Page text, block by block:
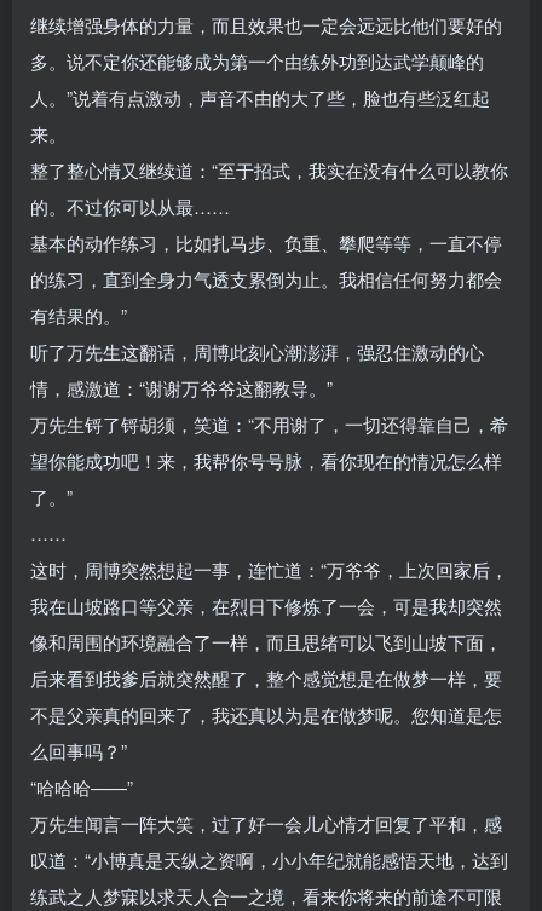
继续增强身体的力量，而且效果也一定会远远比他们要好的
多。说不定你还能够成为第一个由练外功到达武学颠峰的
人。”说着有点激动，声音不由的大了些，脸也有些泛红起
来。
整了整心情又继续道：“至于招式，我实在没有什么可以教你
的。不过你可以从最……
基本的动作练习，比如扎马步、负重、攀爬等等，一直不停
的练习，直到全身力气透支累倒为止。我相信任何努力都会
有结果的。”
听了万先生这翻话，周博此刻心潮澎湃，强忍住激动的心
情，感激道：“谢谢万爷爷这翻教导。”
万先生锊了锊胡须，笑道：“不用谢了，一切还得靠自己，希
望你能成功吧！来，我帮你号号脉，看你现在的情况怎么样
了。”
……
这时，周博突然想起一事，连忙道：“万爷爷，上次回家后，
我在山坡路口等父亲，在烈日下修炼了一会，可是我却突然
像和周围的环境融合了一样，而且思绪可以飞到山坡下面，
后来看到我爹后就突然醒了，整个感觉想是在做梦一样，要
不是父亲真的回来了，我还真以为是在做梦呢。您知道是怎
么回事吗？”
“哈哈哈——”
万先生闻言一阵大笑，过了好一会儿心情才回复了平和，感
叹道：“小博真是天纵之资啊，小小年纪就能感悟天地，达到
练武之人梦寐以求天人合一之境，看来你将来的前途不可限